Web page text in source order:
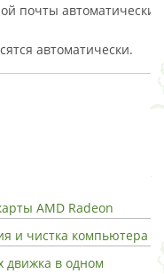
почты автоматически
автоматически.
AMD Radeon
и чистка компьютера
движка в одном